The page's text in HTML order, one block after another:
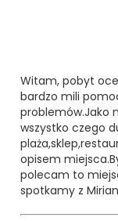
Witam, pobyt
bardzo mili
problemów.Jako
wszystko czego
opisem
polecam to
spotkamy z